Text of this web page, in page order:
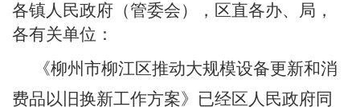
各镇人民政府（管委会），区直各办、局，
各有关单位：
《柳州市柳江区推动大规模设备更新和消
费品以旧换新工作方案》已经区人民政府同